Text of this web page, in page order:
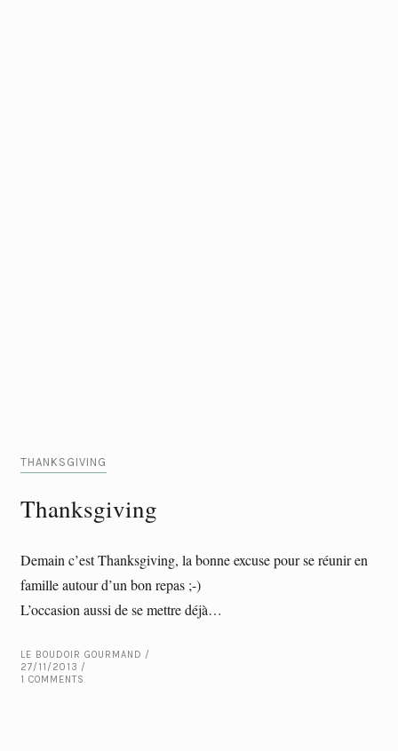
THANKSGIVING
Thanksgiving
Demain c’est Thanksgiving, la bonne excuse pour se réunir en
famille autour d’un bon repas ;-)
L’occasion aussi de se mettre déjà…
LE BOUDOIR GOURMAND
27/11/2013
1 COMMENTS